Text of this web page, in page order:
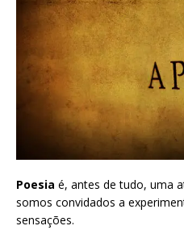
Poesia é, antes de tudo, uma
somos convidados a
sensações.